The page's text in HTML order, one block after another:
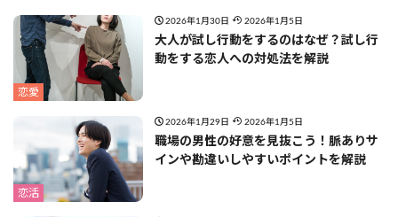
恋愛
2026年1月30日 2026年1月5日
大人が試し行動をするのはなぜ？試し行
動をする恋人への対処法を解説
恋活
2026年1月29日 2026年1月5日
職場の男性の好意を見抜こう！脈ありサ
インや勘違いしやすいポイントを解説